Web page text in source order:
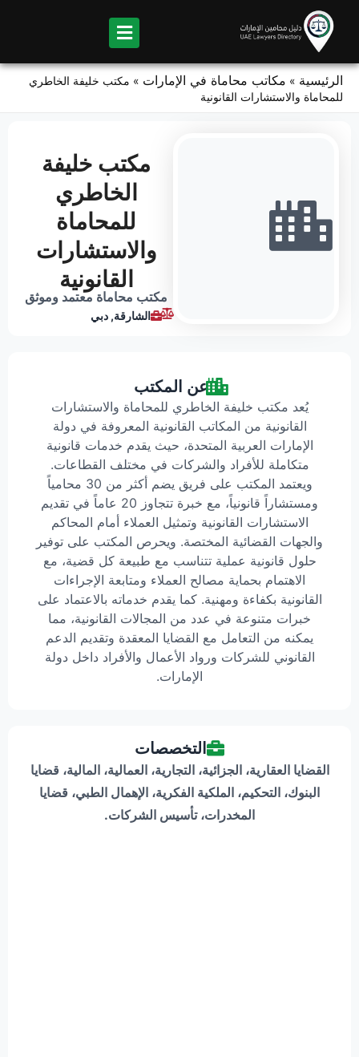
content
الرئيسية » مكاتب محاماة في الإمارات » مكتب خليفة الخاطري
للمحاماة والاستشارات القانونية
مكتب خليفة
الخاطري
للمحاماة
والاستشارات
القانونية
مكتب محاماة معتمد وموثق
الشارقة,دبي
عن المكتب
يُعد مكتب خليفة الخاطري للمحاماة والاستشارات
القانونية من المكاتب القانونية المعروفة في دولة
الإمارات العربية المتحدة، حيث يقدم خدمات قانونية
متكاملة للأفراد والشركات في مختلف القطاعات.
ويعتمد المكتب على فريق يضم أكثر من 30 محامياً
ومستشاراً قانونياً، مع خبرة تتجاوز 20 عاماً في تقديم
الاستشارات القانونية وتمثيل العملاء أمام المحاكم
والجهات القضائية المختصة. ويحرص المكتب على توفير
حلول قانونية عملية تتناسب مع طبيعة كل قضية، مع
الاهتمام بحماية مصالح العملاء ومتابعة الإجراءات
القانونية بكفاءة ومهنية. كما يقدم خدماته بالاعتماد على
خبرات متنوعة في عدد من المجالات القانونية، مما
يمكنه من التعامل مع القضايا المعقدة وتقديم الدعم
القانوني للشركات ورواد الأعمال والأفراد داخل دولة
الإمارات.
التخصصات
القضايا العقارية، الجزائية، التجارية، العمالية، المالية، قضايا
البنوك، التحكيم، الملكية الفكرية، الإهمال الطبي، قضايا
المخدرات، تأسيس الشركات.